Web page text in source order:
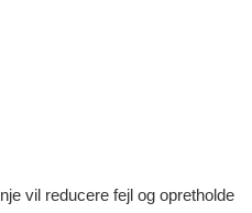
vil reducere fejl og opretholde